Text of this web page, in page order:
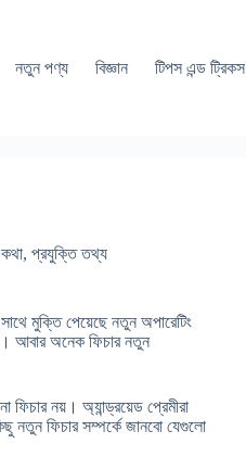
নতুন পণ্য বিজ্ঞান টিপস এন্ড ট্রিকস
, প্রযুক্তি তথ্য
মুক্তি পেয়েছে নতুন অপারেটিং
আবার অনেক ফিচার নতুন
নয়। অ্যান্ড্রয়েড প্রেমীরা
ফিচার সম্পর্কে জানবো যেগুলো